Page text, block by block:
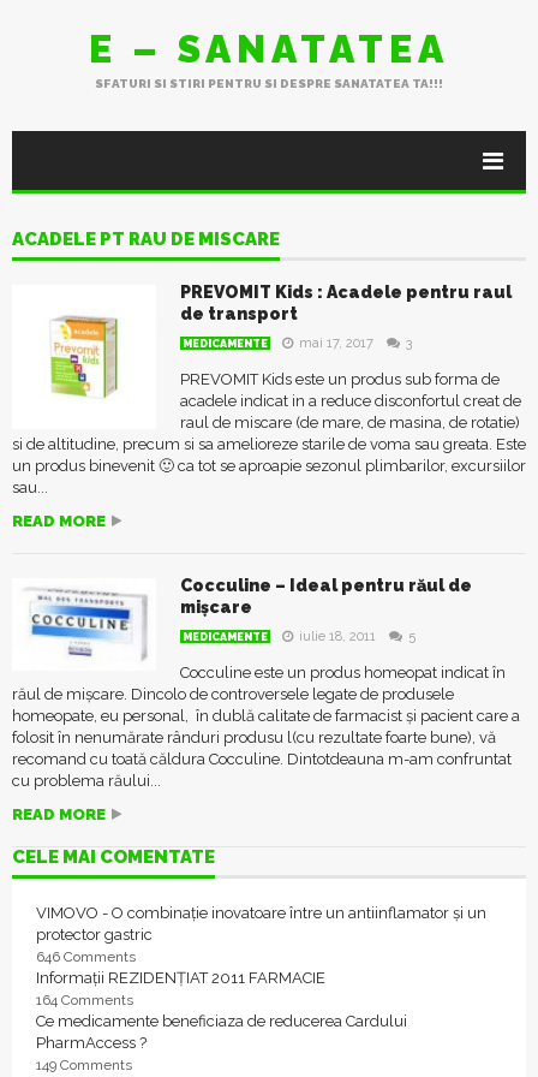
E – SANATATEA
SFATURI SI STIRI PENTRU SI DESPRE SANATATEA TA!!!
ACADELE PT RAU DE MISCARE
PREVOMIT Kids : Acadele pentru raul
de transport
MEDICAMENTE mai 17, 2017 3
PREVOMIT Kids este un produs sub forma de
acadele indicat in a reduce disconfortul creat de
raul de miscare (de mare, de masina, de rotatie)
si de altitudine, precum si sa amelioreze starile de voma sau greata. Este
un produs binevenit 🙂 ca tot se aproapie sezonul plimbarilor, excursiilor
sau...
READ MORE
Cocculine – Ideal pentru răul de
mișcare
MEDICAMENTE iulie 18, 2011 5
Cocculine este un produs homeopat indicat în
răul de mișcare. Dincolo de controversele legate de produsele
homeopate, eu personal, în dublă calitate de farmacist și pacient care a
folosit în nenumărate rânduri produsu l(cu rezultate foarte bune), vă
recomand cu toată căldura Cocculine. Dintotdeauna m-am confruntat
cu problema răului...
READ MORE
CELE MAI COMENTATE
VIMOVO - O combinație inovatoare între un antiinflamator și un
protector gastric
646 Comments
Informații REZIDENȚIAT 2011 FARMACIE
164 Comments
Ce medicamente beneficiaza de reducerea Cardului
PharmAccess ?
149 Comments